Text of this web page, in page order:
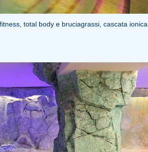
total body e bruciagrassi, cascata ionica,